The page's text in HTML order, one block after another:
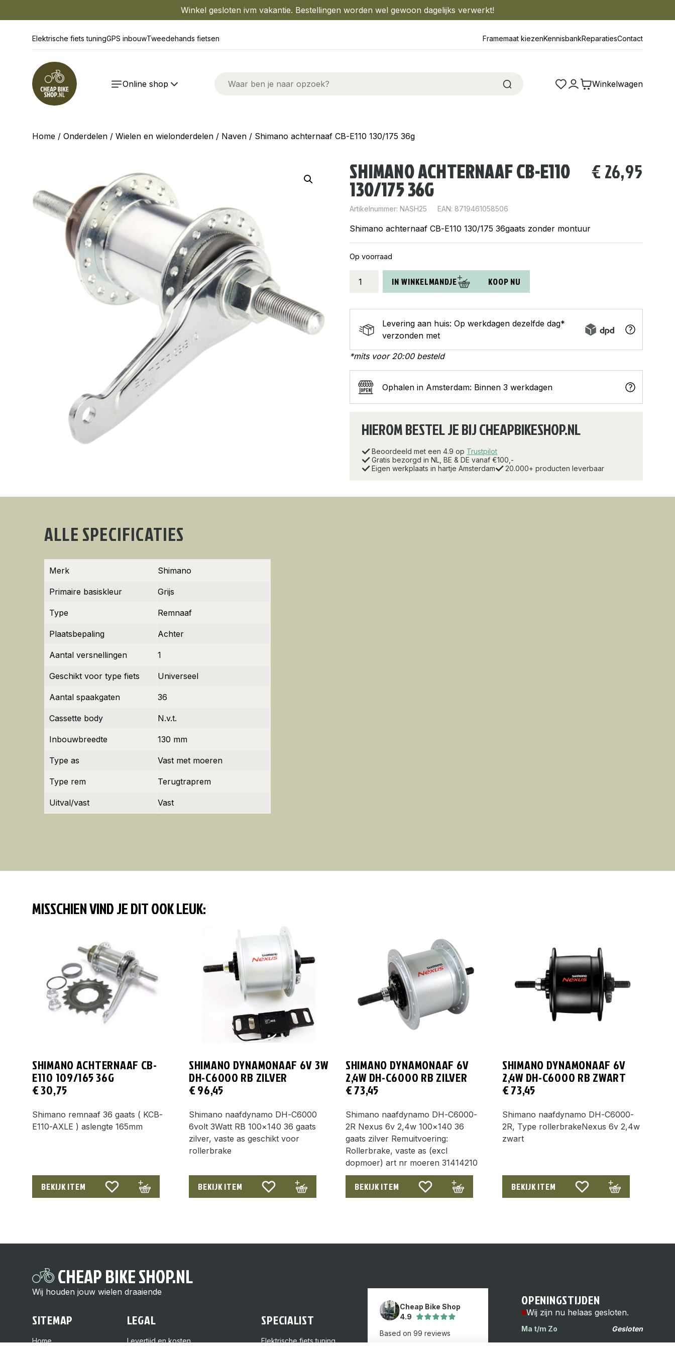
Winkel gesloten ivm vakantie. Bestellingen worden wel gewoon dagelijks verwerkt!
Elektrische fiets tuningGPS inbouwTweedehands fietsen Framemaat kiezenKennisbankReparatiesContact
Online shop Winkelwagen
Home / Onderdelen / Wielen en wielonderdelen / Naven / Shimano achternaaf CB-E110 130/175 36g
SHIMANO ACHTERNAAF CB-E110
130/175 36G
€ 26,95
Artikelnummer: NASH25 EAN: 8719461058506
Shimano achternaaf CB-E110 130/175 36gaats zonder montuur
Op voorraad
achternaaf
E110
130/175
36g
aantal
IN WINKELMANDJE KOOP NU
Levering aan huis: Op werkdagen dezelfde dag*
verzonden met
*mits voor 20:00 besteld
Ophalen in Amsterdam: Binnen 3 werkdagen
HIEROM BESTEL JE BIJ CHEAPBIKESHOP.NL
Beoordeeld met een 4.9 op Trustpilot
Gratis bezorgd in NL, BE & DE vanaf €100,-
Eigen werkplaats in hartje Amsterdam
20.000+ producten leverbaar
ALLE SPECIFICATIES
Merk Shimano
Primaire basiskleur Grijs
Type Remnaaf
Plaatsbepaling Achter
Aantal versnellingen 1
Geschikt voor type fiets Universeel
Aantal spaakgaten 36
Cassette body N.v.t.
Inbouwbreedte 130 mm
Type as Vast met moeren
Type rem Terugtraprem
Uitval/vast Vast
MISSCHIEN VIND JE DIT OOK LEUK:
SHIMANO ACHTERNAAF CB-
E110 109/165 36G
€30,75
Shimano remnaaf 36 gaats ( KCB-
E110-AXLE ) aslengte 165mm
BEKIJK ITEM
SHIMANO DYNAMONAAF 6V 3W
DH-C6000 RB ZILVER
€96,45
Shimano naafdynamo DH-C6000
6volt 3Watt RB 100×140 36 gaats
zilver, vaste as geschikt voor
rollerbrake
BEKIJK ITEM
SHIMANO DYNAMONAAF 6V
2,4W DH-C6000 RB ZILVER
€73,45
Shimano naafdynamo DH-C6000-
2R Nexus 6v 2,4w 100×140 36
gaats zilver Remuitvoering:
Rollerbrake, vaste as (excl
dopmoer) art nr moeren 31414210
BEKIJK ITEM
SHIMANO DYNAMONAAF 6V
2,4W DH-C6000 RB ZWART
€73,45
Shimano naafdynamo DH-C6000-
2R, Type rollerbrakeNexus 6v 2,4w
zwart
BEKIJK ITEM
CHEAP BIKE SHOP.NL
Wij houden jouw wielen draaiende
SITEMAP
Home
LEGAL
Levertijd en kosten
SPECIALIST
Elektrische fiets tuning
Cheap Bike Shop
4.9
Based on 99 reviews
OPENINGSTIJDEN
Wij zijn nu helaas gesloten.
Ma t/m Zo Gesloten